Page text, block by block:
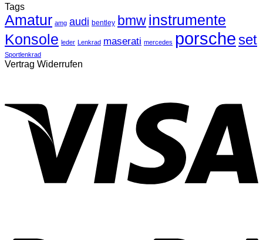
Tags
Amatur amg audi bentley bmwinstrumente
Konsole leder Lenkrad maserati mercedes porsche set
Sportlenkrad
Vertrag Widerrufen